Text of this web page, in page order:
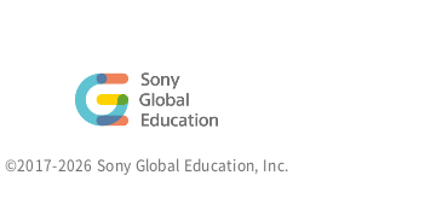
©2017-2026 Sony Global Education, Inc.